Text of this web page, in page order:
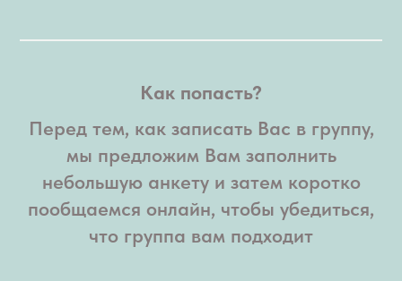
Как попасть?
Перед тем, как записать Вас в группу,
мы предложим Вам заполнить
небольшую анкету и затем коротко
пообщаемся онлайн, чтобы убедиться,
что группа вам подходит